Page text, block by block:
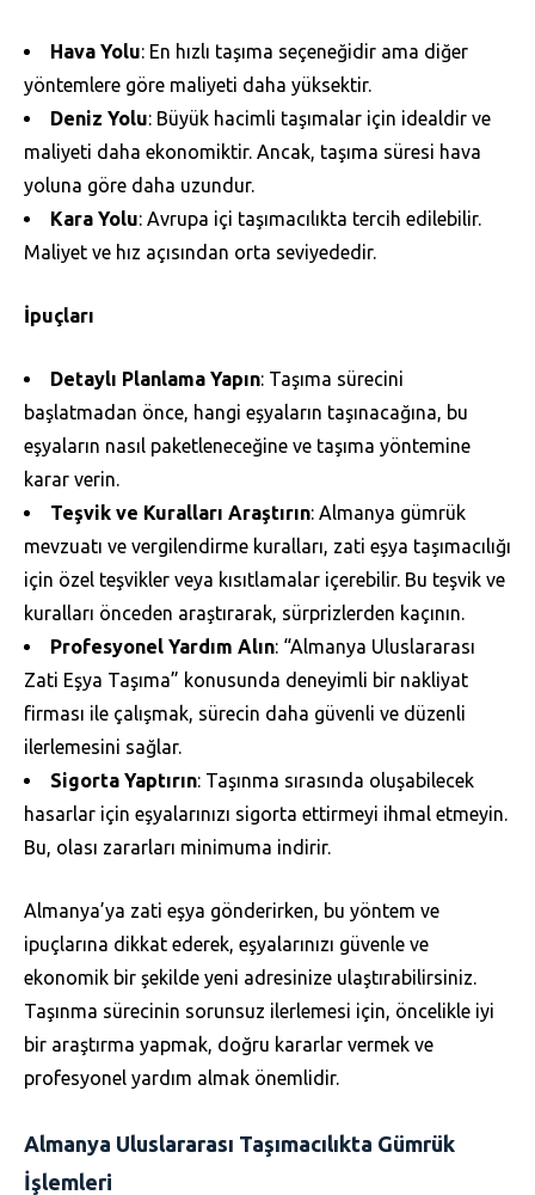
Hava Yolu: En hızlı taşıma seçeneğidir ama diğer
yöntemlere göre maliyeti daha yüksektir.
Deniz Yolu: Büyük hacimli taşımalar için idealdir ve
maliyeti daha ekonomiktir. Ancak, taşıma süresi hava
yoluna göre daha uzundur.
Kara Yolu: Avrupa içi taşımacılıkta tercih edilebilir.
Maliyet ve hız açısından orta seviyededir.
İpuçları
Detaylı Planlama Yapın: Taşıma sürecini
başlatmadan önce, hangi eşyaların taşınacağına, bu
eşyaların nasıl paketleneceğine ve taşıma yöntemine
karar verin.
Teşvik ve Kuralları Araştırın: Almanya gümrük
mevzuatı ve vergilendirme kuralları, zati eşya taşımacılığı
için özel teşvikler veya kısıtlamalar içerebilir. Bu teşvik ve
kuralları önceden araştırarak, sürprizlerden kaçının.
Profesyonel Yardım Alın: “Almanya Uluslararası
Zati Eşya Taşıma” konusunda deneyimli bir nakliyat
firması ile çalışmak, sürecin daha güvenli ve düzenli
ilerlemesini sağlar.
Sigorta Yaptırın: Taşınma sırasında oluşabilecek
hasarlar için eşyalarınızı sigorta ettirmeyi ihmal etmeyin.
Bu, olası zararları minimuma indirir.
Almanya’ya zati eşya gönderirken, bu yöntem ve
ipuçlarına dikkat ederek, eşyalarınızı güvenle ve
ekonomik bir şekilde yeni adresinize ulaştırabilirsiniz.
Taşınma sürecinin sorunsuz ilerlemesi için, öncelikle iyi
bir araştırma yapmak, doğru kararlar vermek ve
profesyonel yardım almak önemlidir.
Almanya Uluslararası Taşımacılıkta Gümrük
İşlemleri